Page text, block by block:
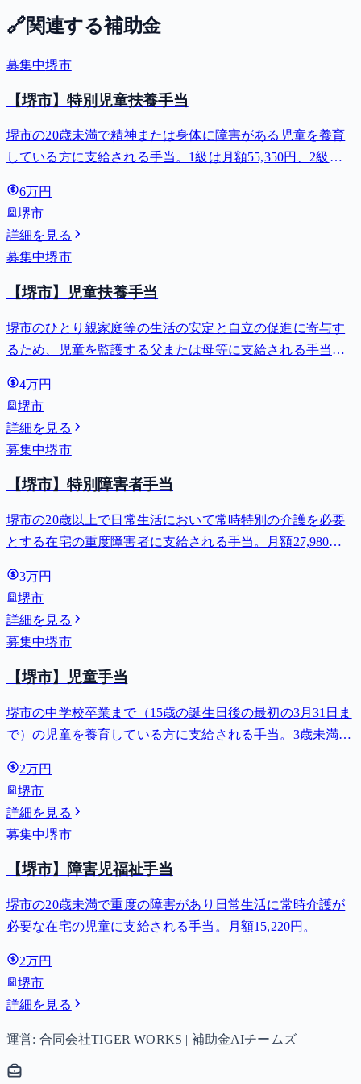
🔗関連する補助金
募集中堺市
【堺市】特別児童扶養手当
堺市の20歳未満で精神または身体に障害がある児童を養育
している方に支給される手当。1級は月額55,350円、2級は
6万円
堺市
詳細を見る
募集中堺市
【堺市】児童扶養手当
堺市のひとり親家庭等の生活の安定と自立の促進に寄与す
るため、児童を監護する父または母等に支給される手当。
4万円
堺市
詳細を見る
募集中堺市
【堺市】特別障害者手当
堺市の20歳以上で日常生活において常時特別の介護を必要
とする在宅の重度障害者に支給される手当。月額27,980
3万円
堺市
詳細を見る
募集中堺市
【堺市】児童手当
堺市の中学校卒業まで（15歳の誕生日後の最初の3月31日ま
で）の児童を養育している方に支給される手当。3歳未満は
以降は15,000円）、中学生は月額10,000円。
2万円
堺市
詳細を見る
募集中堺市
【堺市】障害児福祉手当
堺市の20歳未満で重度の障害があり日常生活に常時介護が
必要な在宅の児童に支給される手当。月額15,220円。
2万円
堺市
詳細を見る
運営: 合同会社TIGER WORKS | 補助金AIチームズ